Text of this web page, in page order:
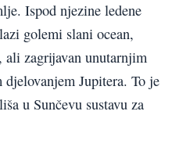
Ispod njezine ledene
golemi slani ocean,
ali zagrijavan unutarnjim
Jupitera. To je
u Sunčevu sustavu za